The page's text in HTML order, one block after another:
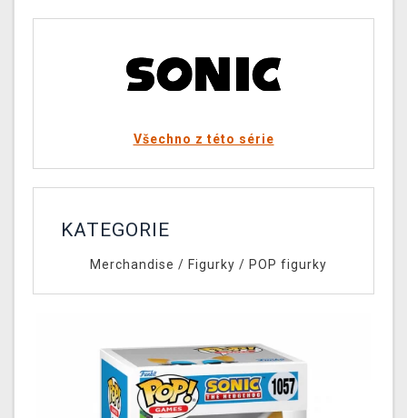
Všechno z této série
KATEGORIE
Merchandise / Figurky / POP figurky